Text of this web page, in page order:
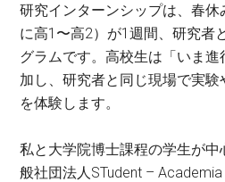
研究インターンシップは、春
に高1〜高2）が1週間、研究者
グラムです。高校生は「いま
加し、研究者と同じ現場で実
を体験します。
私と大学院博士課程の学生が
般社団法人STudent –